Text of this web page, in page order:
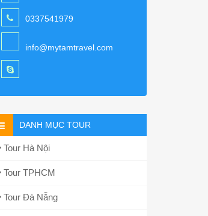
0337541979
info@mytamtravel.com
DANH MỤC TOUR
Tour Hà Nội
Tour TPHCM
Tour Đà Nẵng